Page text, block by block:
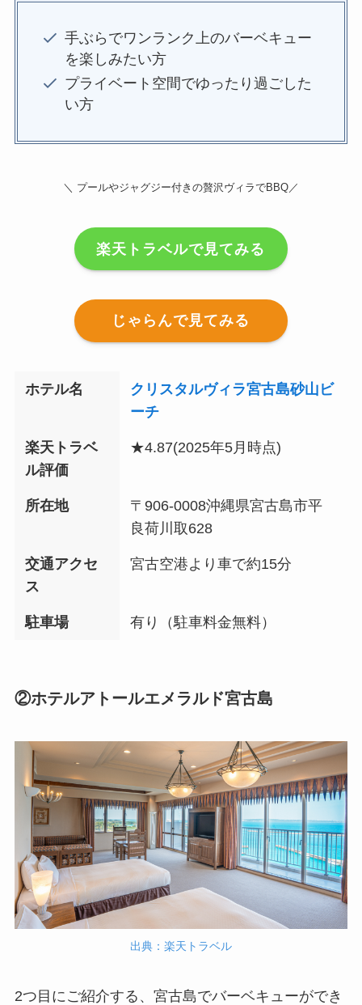
手ぶらでワンランク上のバーベキュー
を楽しみたい方
プライベート空間でゆったり過ごした
い方
＼ プールやジャグジー付きの贅沢ヴィラでBBQ／
楽天トラベルで見てみる
じゃらんで見てみる
ホテル名
クリスタルヴィラ宮古島砂山ビ
ーチ
楽天トラベ
ル評価
★4.87(2025年5月時点)
所在地
〒906-0008沖縄県宮古島市平
良荷川取628
交通アクセ
ス
宮古空港より車で約15分
駐車場 有り（駐車料金無料）
②ホテルアトールエメラルド宮古島
出典：楽天トラベル
2つ目にご紹介する、宮古島でバーベキューができ